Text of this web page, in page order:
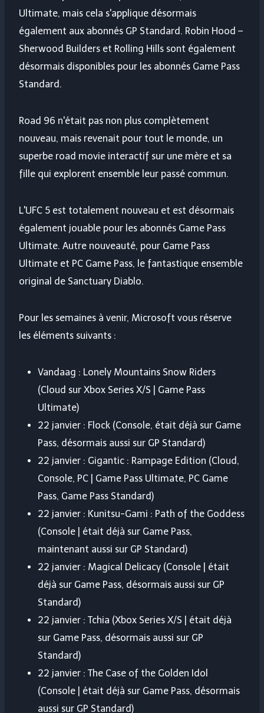
Ultimate, mais cela s'applique désormais
également aux abonnés GP Standard. Robin Hood –
Sherwood Builders et Rolling Hills sont également
désormais disponibles pour les abonnés Game Pass
Standard.
Road 96 n'était pas non plus complètement
nouveau, mais revenait pour tout le monde, un
superbe road movie interactif sur une mère et sa
fille qui explorent ensemble leur passé commun.
L'UFC 5 est totalement nouveau et est désormais
également jouable pour les abonnés Game Pass
Ultimate. Autre nouveauté, pour Game Pass
Ultimate et PC Game Pass, le fantastique ensemble
original de Sanctuary Diablo.
Pour les semaines à venir, Microsoft vous réserve
les éléments suivants :
Vandaag : Lonely Mountains Snow Riders
(Cloud sur Xbox Series X/S | Game Pass
Ultimate)
22 janvier : Flock (Console, était déjà sur Game
Pass, désormais aussi sur GP Standard)
22 janvier : Gigantic : Rampage Edition (Cloud,
Console, PC | Game Pass Ultimate, PC Game
Pass, Game Pass Standard)
22 janvier : Kunitsu-Gami : Path of the Goddess
(Console | était déjà sur Game Pass,
maintenant aussi sur GP Standard)
22 janvier : Magical Delicacy (Console | était
déjà sur Game Pass, désormais aussi sur GP
Standard)
22 janvier : Tchia (Xbox Series X/S | était déjà
sur Game Pass, désormais aussi sur GP
Standard)
22 janvier : The Case of the Golden Idol
(Console | était déjà sur Game Pass, désormais
aussi sur GP Standard)